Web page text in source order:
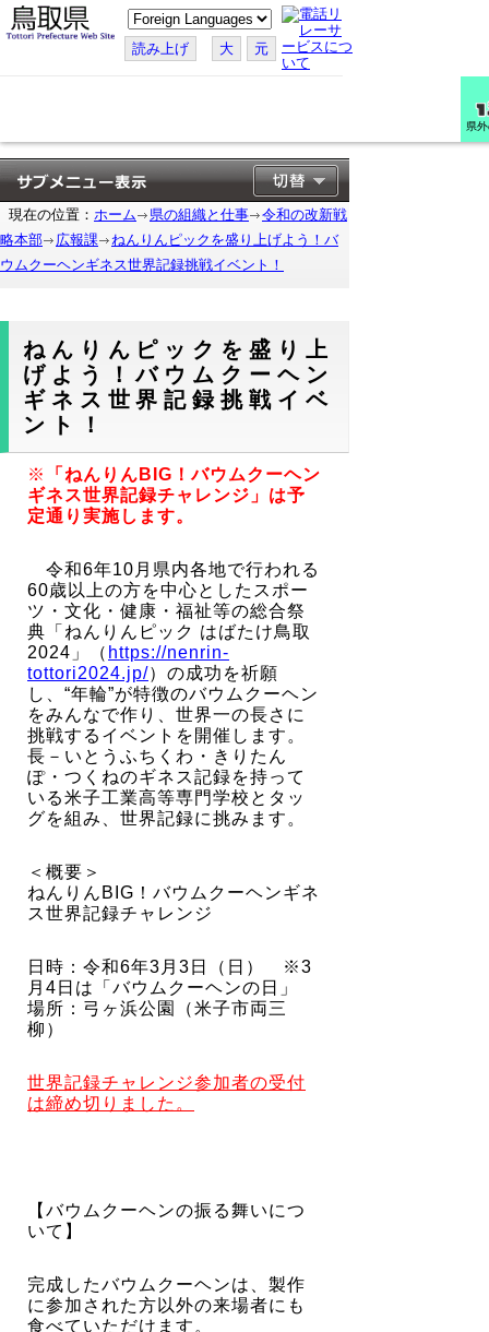
こ
の
ペ
ー
す
る
読み上げ 大 元
県
現在の位置： ホーム 県の組織と仕事
令和の改新戦
略本部
広報課
ねんりんピックを盛り上げよう！バ
ウムクーヘンギネス世界記録挑戦イベント！
ねんりんピックを盛り上
げよう！バウムクーヘン
ギネス世界記録挑戦イベ
ント！
※
「ねんりんBIG！バウムクーヘン
ギネス世界記録チャレンジ」は予
定通り実施します。
令和6年10月県内各地で行われる
60歳以上の方を中心としたスポー
ツ・文化・健康・福祉等の総合祭
典「ねんりんピック はばたけ鳥取
2024」（ https://nenrin-
tottori2024.jp/）の成功を祈願
し、“年輪”が特徴のバウムクーヘン
をみんなで作り、世界一の長さに
挑戦するイベントを開催します。
長－いとうふちくわ・きりたん
ぽ・つくねのギネス記録を持って
いる米子工業高等専門学校とタッ
グを組み、世界記録に挑みます。
＜概要＞
ねんりんBIG！バウムクーヘンギネ
ス世界記録チャレンジ
日時：令和6年3月3日（日） ※3
月4日は「バウムクーヘンの日」
場所：弓ヶ浜公園（米子市両三
柳）
世界記録チャレンジ参加者の受付
は締め切りました。
【バウムクーヘンの振る舞いにつ
いて】
完成したバウムクーヘンは、製作
に参加された方以外の来場者にも
食べていただけます。